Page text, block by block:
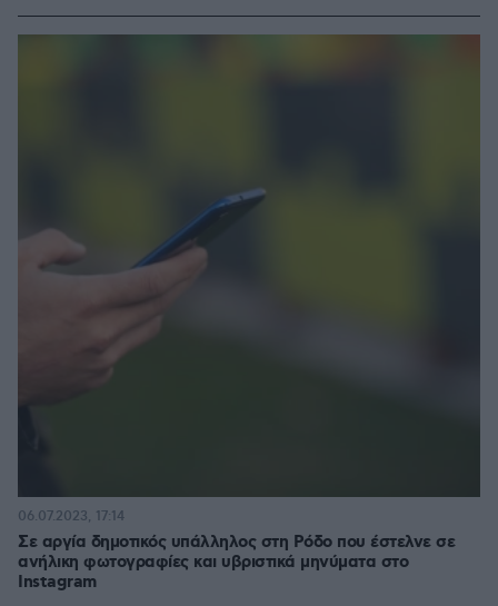
Σε αργία δημοτικός υπάλληλος στη Ρόδο που έστελνε σε
ανήλικη φωτογραφίες και υβριστικά μηνύματα στο
Instagram
06.07.2023, 17:14